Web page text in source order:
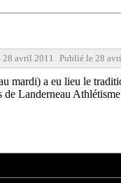
28 avril 2011 Publié le 28
mardi) a eu lieu le
de Landerneau